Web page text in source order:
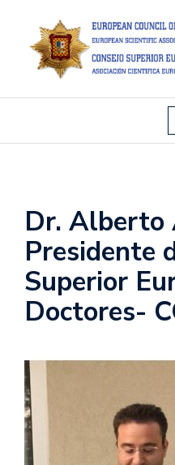
Dr.
Presidente
Superior
Doctores-